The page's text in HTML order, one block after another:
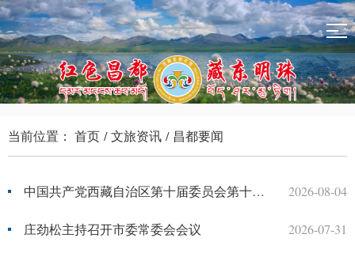
当前位置： 首页 /文旅资讯 / 昌都要闻
2026-08-04
中国共产党西藏自治区第十届委员会第十次全体会议公报
2026-07-31
庄劲松主持召开市委常委会会议